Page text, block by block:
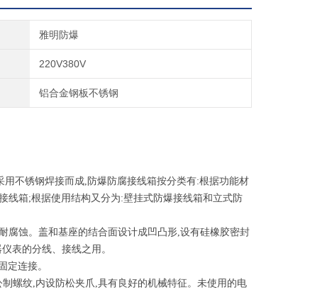
雅明防爆
220V380V
铝合金钢板不锈钢
用不锈钢焊接而成,防爆防腐接线箱按分类有:根据功能材
线箱;根据使用结构又分为:壁挂式防爆接线箱和立式防
腐蚀。盖和基座的结合面设计成凹凸形,设有硅橡胶密封
表的分线、接线之用。
定连接。
制螺纹,内设防松夹爪,具有良好的机械特征。未使用的电